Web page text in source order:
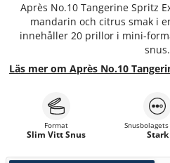
Après No.10 Tangerine Spritz
mandarin och citrus smak i
innehåller 20 prillor i mini-
snus.
Läs mer om Après No.10
Format
Slim Vitt Snus Stark